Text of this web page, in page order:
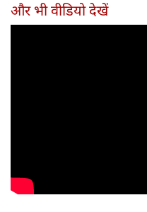
और भी वीडियो देखें